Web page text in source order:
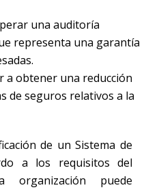
una auditoría
representa una garantía
a obtener una reducción
de seguros relativos a la
de un Sistema de
a los requisitos del
organización puede